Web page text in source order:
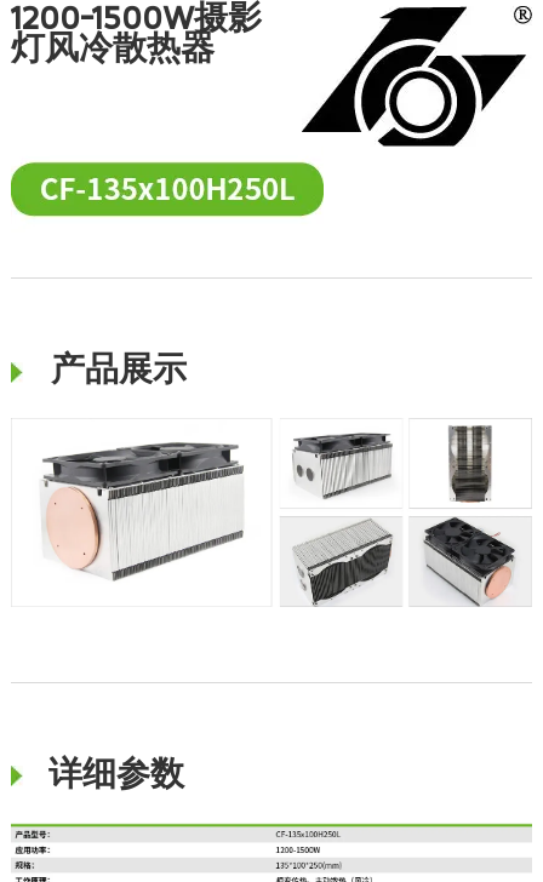
1200-1500W摄影
灯风冷散热器
产品展示
详细参数